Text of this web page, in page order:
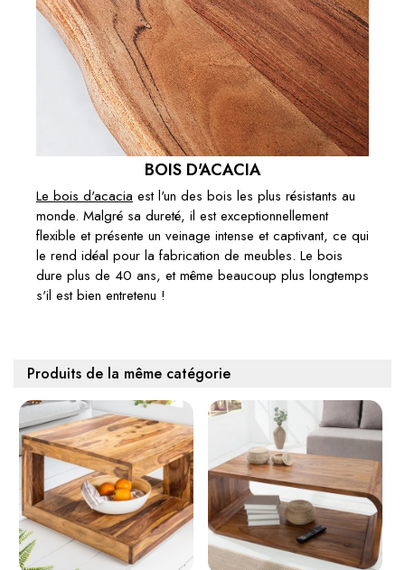
BOIS D'ACACIA
Le bois d'acacia est l'un des bois les plus résistants au
monde. Malgré sa dureté, il est exceptionnellement
flexible et présente un veinage intense et captivant, ce qui
le rend idéal pour la fabrication de meubles. Le bois
dure plus de 40 ans, et même beaucoup plus longtemps
s'il est bien entretenu !
Produits de la même catégorie